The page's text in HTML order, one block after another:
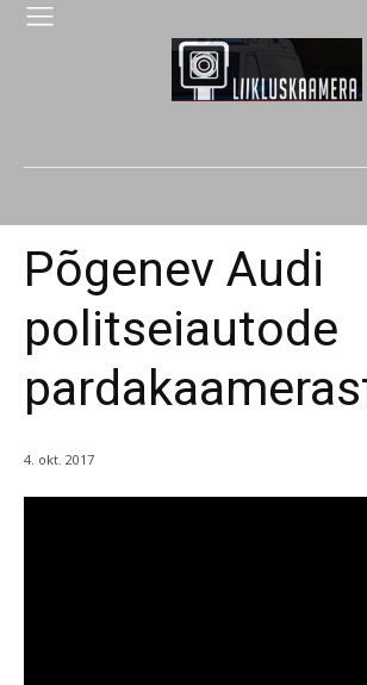
Põgenev Audi
politseiautode
4. okt. 2017